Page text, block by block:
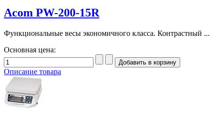
Acom PW-200-15R
Функциональные весы экономичного класса. Контрастный ...
Основная цена:
Описание товара